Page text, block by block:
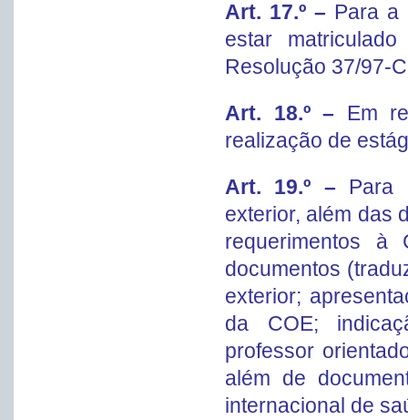
Art. 17.º – Para a
estar
Resolução 37/97-
Art. 18.º – Em
realização de
Art. 19.º – Para
exterior, além das
requerimentos à
documentos
exterior;
da COE;
professor
além de
internacional de